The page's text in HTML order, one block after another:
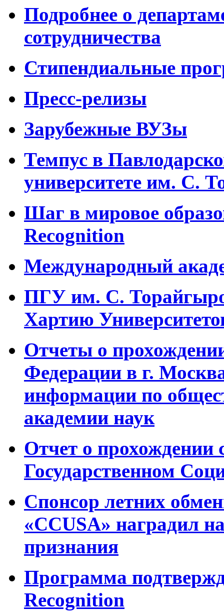
Подробнее о
сотрудничества
Стипендиальные
Пресс-релизы
Зарубежные ВУЗы
Темпус в
университете им. С.
Шаг в мировое
Recognition
Международный
ПГУ им. С.
Хартию
Отчеты о
Федерации в г.
информации по
академии наук
Отчет о прохождении
Государственном
Cпонсор летних
«CCUSA» наградил
признания
Программа
Recognition